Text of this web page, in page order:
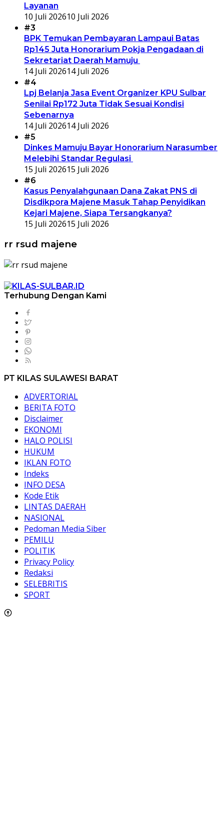
Layanan
10 Juli 202610 Juli 2026
#3
BPK Temukan Pembayaran Lampaui Batas
Rp145 Juta Honorarium Pokja Pengadaan di
Sekretariat Daerah Mamuju
14 Juli 202614 Juli 2026
#4
Lpj Belanja Jasa Event Organizer KPU Sulbar
Senilai Rp172 Juta Tidak Sesuai Kondisi
Sebenarnya
14 Juli 202614 Juli 2026
#5
Dinkes Mamuju Bayar Honorarium Narasumber
Melebihi Standar Regulasi
15 Juli 202615 Juli 2026
#6
Kasus Penyalahgunaan Dana Zakat PNS di
Disdikpora Majene Masuk Tahap Penyidikan
Kejari Majene, Siapa Tersangkanya?
15 Juli 202615 Juli 2026
rr rsud majene
Terhubung Dengan Kami
PT KILAS SULAWESI BARAT
ADVERTORIAL
BERITA FOTO
Disclaimer
EKONOMI
HALO POLISI
HUKUM
IKLAN FOTO
Indeks
INFO DESA
Kode Etik
LINTAS DAERAH
NASIONAL
Pedoman Media Siber
PEMILU
POLITIK
Privacy Policy
Redaksi
SELEBRITIS
SPORT